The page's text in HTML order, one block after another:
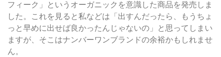
フィーク」というオーガニックを意識した商品を発売しま
した。これを見ると私などは「出すんだったら、もうちょ
っと早めに出せば良かったんじゃないの」と思ってしまい
ますが、そこはナンバーワンブランドの余裕かもしれませ
ん。